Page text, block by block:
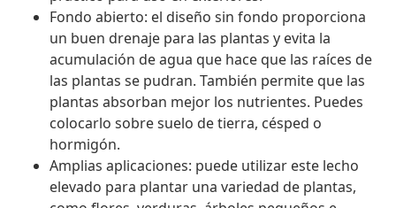
Fondo abierto: el diseño sin fondo proporciona
un buen drenaje para las plantas y evita la
acumulación de agua que hace que las raíces de
las plantas se pudran. También permite que las
plantas absorban mejor los nutrientes. Puedes
colocarlo sobre suelo de tierra, césped o
hormigón.
Amplias aplicaciones: puede utilizar este lecho
elevado para plantar una variedad de plantas,